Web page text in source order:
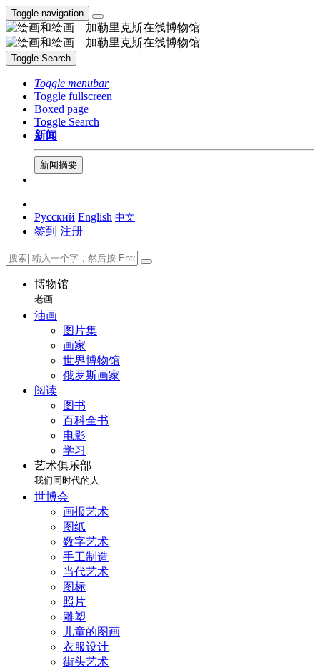
Toggle navigation
Toggle Search
Toggle menubar
Toggle fullscreen
Boxed page
Toggle Search
新闻
新闻摘要
Русский English 中文
签到 注册
博物馆
老画
油画
图片集
画家
世界博物馆
俄罗斯画家
阅读
图书
百科全书
电影
学习
艺术俱乐部
我们同时代的人
世博会
画报艺术
图纸
数字艺术
手工制造
当代艺术
图标
照片
雕塑
儿童的图画
衣服设计
街头艺术